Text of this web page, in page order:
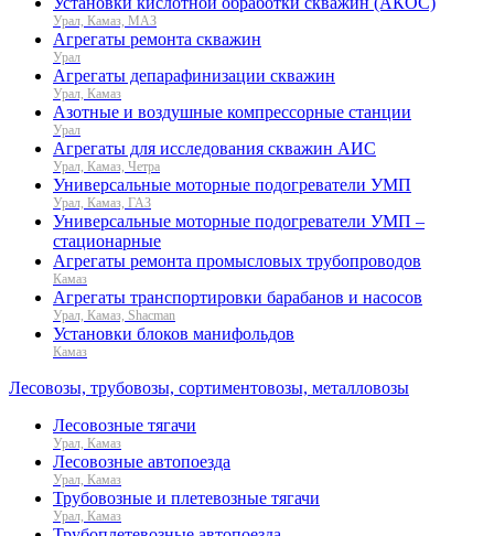
Урал, Камаз, МАЗ
Агрегаты ремонта скважин
Урал
Агрегаты депарафинизации скважин
Урал, Камаз
Азотные и воздушные компрессорные станции
Урал
Агрегаты для исследования скважин АИС
Урал, Камаз, Четра
Универсальные моторные подогреватели УМП
Урал, Камаз, ГАЗ
Универсальные моторные подогреватели УМП –
стационарные
Агрегаты ремонта промысловых трубопроводов
Камаз
Агрегаты транспортировки барабанов и насосов
Урал, Камаз, Shacman
Установки блоков манифольдов
Камаз
Лесовозы, трубовозы, сортиментовозы, металловозы
Лесовозные тягачи
Урал, Камаз
Лесовозные автопоезда
Урал, Камаз
Трубовозные и плетевозные тягачи
Урал, Камаз